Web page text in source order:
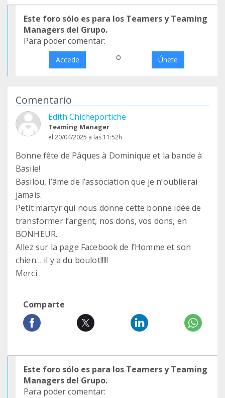
Este foro sólo es para los Teamers y Teaming
Managers del Grupo.
Para poder comentar:
Accede o Únete
Comentario
Edith Chicheportiche
Teaming Manager
el 20/04/2025 a las 11:52h
Bonne fête de Pâques à Dominique et la bande à
Basile!
Basilou, l’âme de l’association que je n’oublierai
jamais.
Petit martyr qui nous donne cette bonne idée de
transformer l’argent, nos dons, vos dons, en
BONHEUR.
Allez sur la page Facebook de l’Homme et son
chien… il y a du boulot!!!!!
Merci .
Comparte
Este foro sólo es para los Teamers y Teaming
Managers del Grupo.
Para poder comentar: